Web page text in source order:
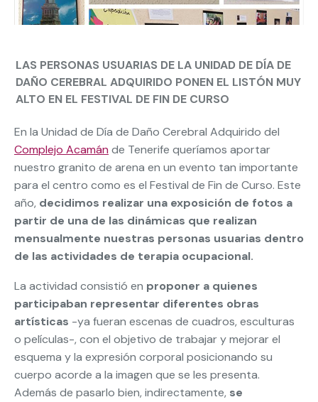
LAS PERSONAS USUARIAS DE LA UNIDAD DE DÍA DE
DAÑO CEREBRAL ADQUIRIDO PONEN EL LISTÓN MUY
ALTO EN EL FESTIVAL DE FIN DE CURSO
En la Unidad de Día de Daño Cerebral Adquirido del
Complejo Acamán de Tenerife queríamos aportar
nuestro granito de arena en un evento tan importante
para el centro como es el Festival de Fin de Curso. Este
año, decidimos realizar una exposición de fotos a
partir de una de las dinámicas que realizan
mensualmente nuestras personas usuarias dentro
de las actividades de terapia ocupacional.
La actividad consistió en proponer a quienes
participaban representar diferentes obras
artísticas -ya fueran escenas de cuadros, esculturas
o películas-, con el objetivo de trabajar y mejorar el
esquema y la expresión corporal posicionando su
cuerpo acorde a la imagen que se les presenta.
Además de pasarlo bien, indirectamente, se